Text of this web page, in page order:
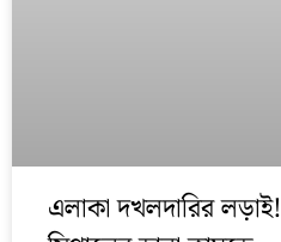
এলাকা দখলদারির লড়াই!